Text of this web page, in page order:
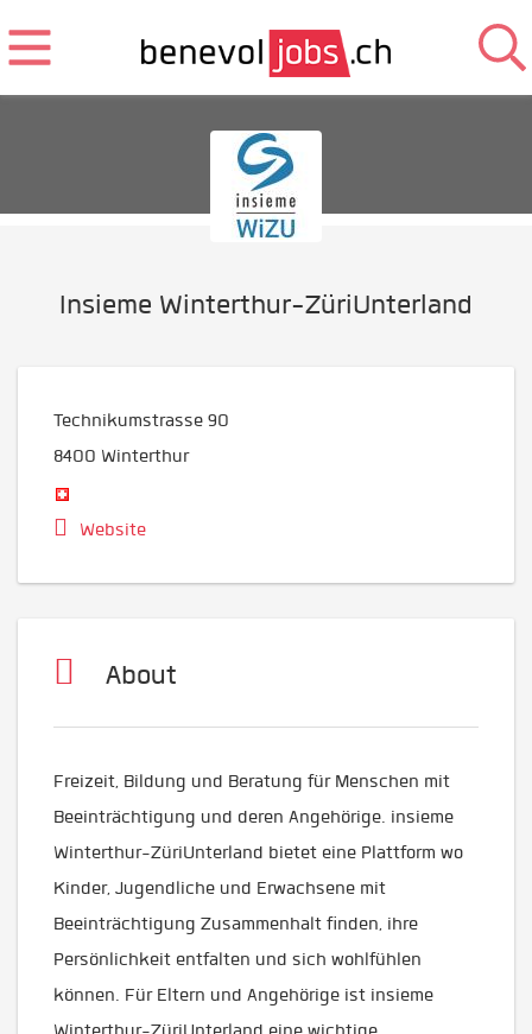
Insieme Winterthur-ZüriUnterland
Technikumstrasse 90
8400 Winterthur
Website
About
Freizeit, Bildung und Beratung für Menschen mit
Beeinträchtigung und deren Angehörige. insieme
Winterthur-ZüriUnterland bietet eine Plattform wo
Kinder, Jugendliche und Erwachsene mit
Beeinträchtigung Zusammenhalt finden, ihre
Persönlichkeit entfalten und sich wohlfühlen
können. Für Eltern und Angehörige ist insieme